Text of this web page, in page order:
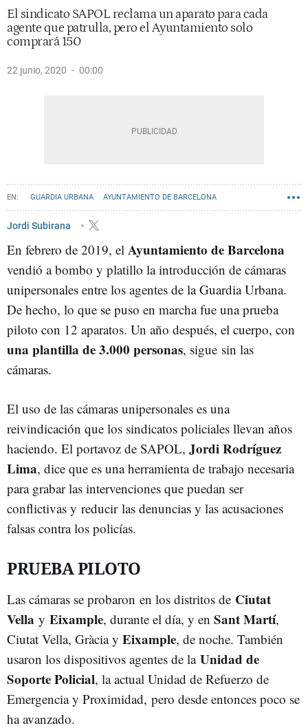
El sindicato SAPOL reclama un aparato para cada
agente que patrulla, pero el Ayuntamiento solo
comprará 150
22 junio, 2020 00:00
GUARDIA URBANA AYUNTAMIENTO DE BARCELONA
Jordi Subirana
En febrero de 2019, el Ayuntamiento de Barcelona
vendió a bombo y platillo la introducción de cámaras
unipersonales entre los agentes de la Guardia Urbana.
De hecho, lo que se puso en marcha fue una prueba
piloto con 12 aparatos. Un año después, el cuerpo, con
una plantilla de 3.000 personas, sigue sin las
cámaras.
El uso de las cámaras unipersonales es una
reivindicación que los sindicatos policiales llevan años
haciendo. El portavoz de SAPOL, Jordi Rodríguez
Lima, dice que es una herramienta de trabajo necesaria
para grabar las intervenciones que puedan ser
conflictivas y reducir las denuncias y las acusaciones
falsas contra los policías.
PRUEBA PILOTO
Las cámaras se probaron en los distritos de Ciutat
Vella y Eixample, durante el día, y en Sant Martí,
Ciutat Vella, Gràcia y Eixample, de noche. También
usaron los dispositivos agentes de la Unidad de
Soporte Policial, la actual Unidad de Refuerzo de
Emergencia y Proximidad, pero desde entonces poco se
ha avanzado.